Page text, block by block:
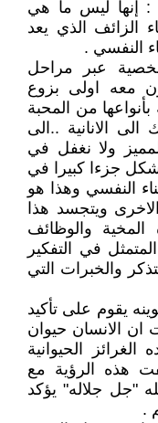
: إنها ليس ما هي
الزائف الذي يعد
النفسي .
عبر مراحل
معه اولى بزوع
بأنواعها من المحبة
الانانية ..الى
ولا نغفل في
جزءا كبيرا في
النفسي وهذا هو
ويتجسد هذا
المخية والوظائف
في التفكير
والخبرات التي
يقوم على تأكيد
ان الانسان حيوان
الحيوانية
هذه الرؤية مع
"جل جلاله" يؤكد
.